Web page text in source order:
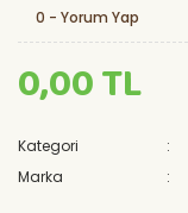
0 - Yorum Yap
0,00 TL
Kategori
Marka